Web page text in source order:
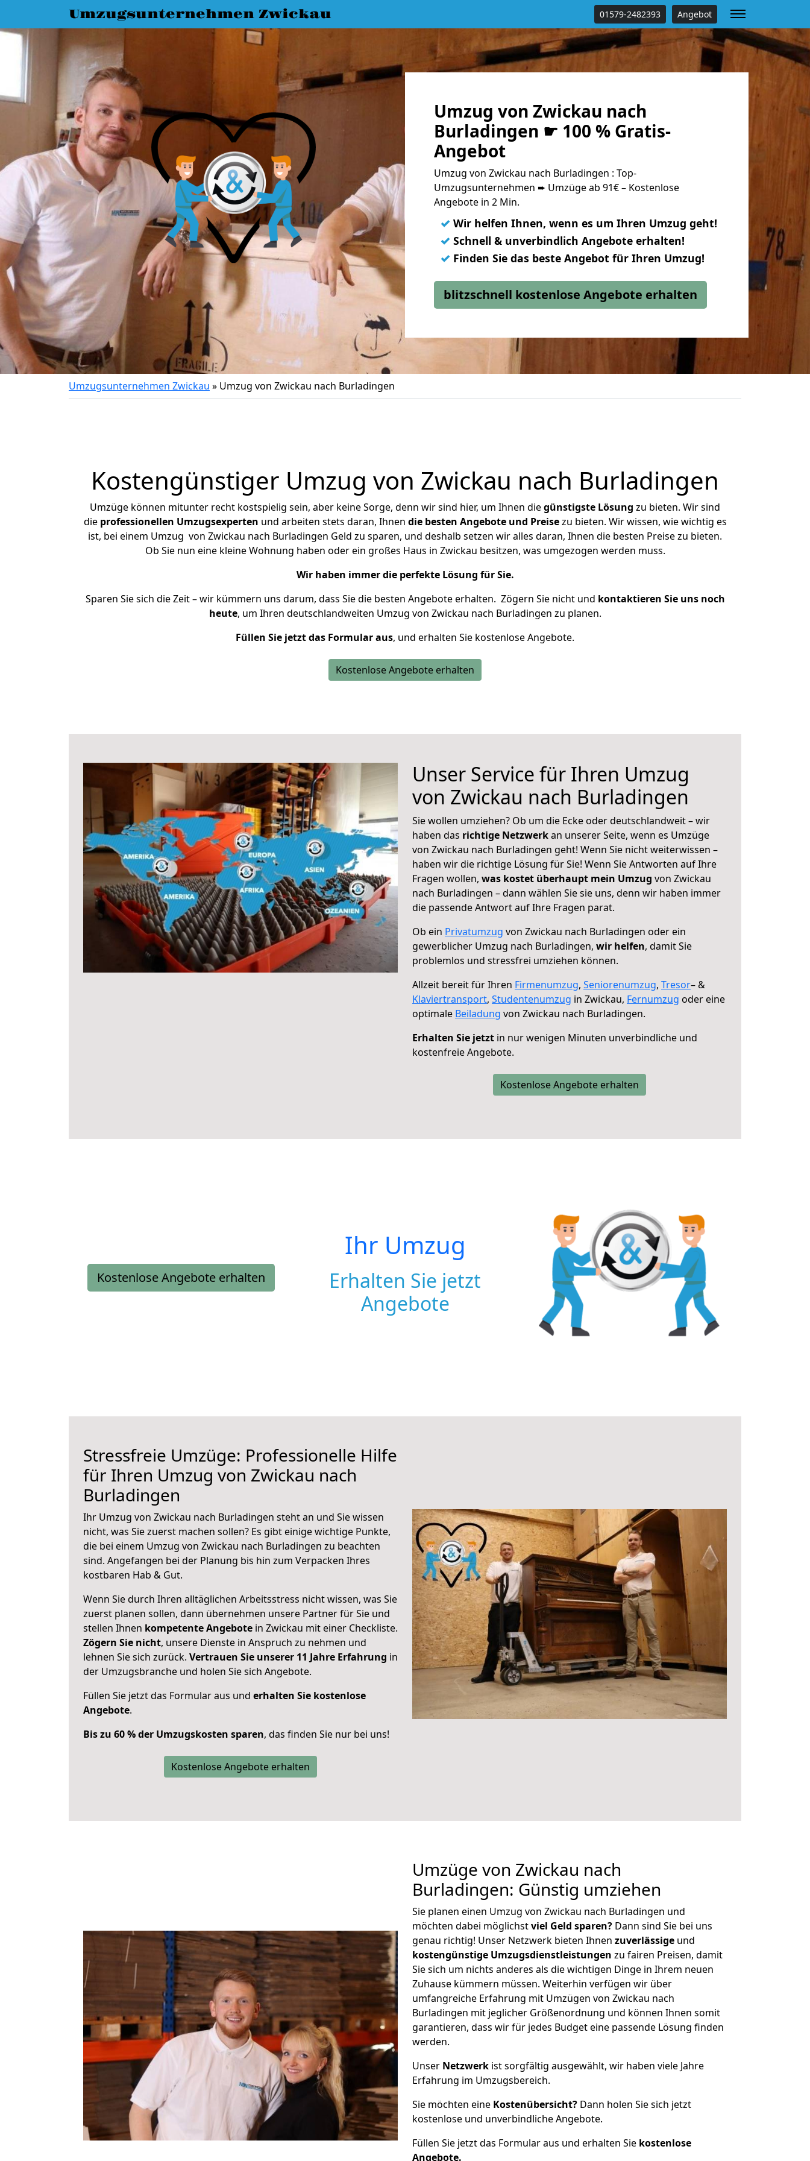
Umzugsunternehmen Zwickau 01579-2482393 Angebot
Umzug von Zwickau nach
Burladingen ☛ 100 % Gratis-
Angebot
Umzug von Zwickau nach Burladingen : Top-
Umzugsunternehmen ➨ Umzüge ab 91€ – Kostenlose
Angebote in 2 Min.
✓ Wir helfen Ihnen, wenn es um Ihren Umzug geht!
✓ Schnell & unverbindlich Angebote erhalten!
✓ Finden Sie das beste Angebot für Ihren Umzug!
blitzschnell kostenlose Angebote erhalten
Umzugsunternehmen Zwickau » Umzug von Zwickau nach Burladingen
Kostengünstiger Umzug von Zwickau nach Burladingen
Umzüge können mitunter recht kostspielig sein, aber keine Sorge, denn wir sind hier, um Ihnen diegünstigste Lösung zu bieten. Wir sind
die professionellen Umzugsexperten und arbeiten stets daran, Ihnen die besten Angebote und Preisezu bieten. Wir wissen, wie wichtig es
ist, bei einem Umzug von Zwickau nach Burladingen Geld zu sparen, und deshalb setzen wir alles daran, Ihnen die besten Preise zu bieten.
Ob Sie nun eine kleine Wohnung haben oder ein großes Haus in Zwickau besitzen, was umgezogen werden muss.
Wir haben immer die perfekte Lösung für Sie.
Sparen Sie sich die Zeit – wir kümmern uns darum, dass Sie die besten Angebote erhalten. Zögern Sie nicht und kontaktieren Sie uns noch
heute, um Ihren deutschlandweiten Umzug von Zwickau nach Burladingen zu planen.
Füllen Sie jetzt das Formular aus, und erhalten Sie kostenlose Angebote.
Kostenlose Angebote erhalten
Unser Service für Ihren Umzug
von Zwickau nach Burladingen
Sie wollen umziehen? Ob um die Ecke oder deutschlandweit – wir
haben das richtige Netzwerkan unserer Seite, wenn es Umzüge
von Zwickau nach Burladingen geht! Wenn Sie nicht weiterwissen –
haben wir die richtige Lösung für Sie! Wenn Sie Antworten auf Ihre
Fragen wollen, was kostet überhaupt mein Umzug von Zwickau
nach Burladingen – dann wählen Sie sie uns, denn wir haben immer
die passende Antwort auf Ihre Fragen parat.
Ob ein Privatumzug von Zwickau nach Burladingen oder ein
gewerblicher Umzug nach Burladingen, wir helfen, damit Sie
problemlos und stressfrei umziehen können.
Allzeit bereit für Ihren Firmenumzug, Seniorenumzug, Tresor– &
Klaviertransport, Studentenumzug in Zwickau, Fernumzug oder eine
optimale Beiladung von Zwickau nach Burladingen.
Erhalten Sie jetzt in nur wenigen Minuten unverbindliche und
kostenfreie Angebote.
Kostenlose Angebote erhalten
Kostenlose Angebote erhalten
Ihr Umzug
Erhalten Sie jetzt
Angebote
Stressfreie Umzüge: Professionelle Hilfe
für Ihren Umzug von Zwickau nach
Burladingen
Ihr Umzug von Zwickau nach Burladingen steht an und Sie wissen
nicht, was Sie zuerst machen sollen? Es gibt einige wichtige Punkte,
die bei einem Umzug von Zwickau nach Burladingen zu beachten
sind. Angefangen bei der Planung bis hin zum Verpacken Ihres
kostbaren Hab & Gut.
Wenn Sie durch Ihren alltäglichen Arbeitsstress nicht wissen, was Sie
zuerst planen sollen, dann übernehmen unsere Partner für Sie und
stellen Ihnen kompetente Angebote in Zwickau mit einer Checkliste.
Zögern Sie nicht, unsere Dienste in Anspruch zu nehmen und
lehnen Sie sich zurück. Vertrauen Sie unserer 11 Jahre Erfahrung in
der Umzugsbranche und holen Sie sich Angebote.
Füllen Sie jetzt das Formular aus und erhalten Sie kostenlose
Angebote.
Bis zu 60 % der Umzugskosten sparen, das finden Sie nur bei uns!
Kostenlose Angebote erhalten
Umzüge von Zwickau nach
Burladingen: Günstig umziehen
Sie planen einen Umzug von Zwickau nach Burladingen und
möchten dabei möglichstviel Geld sparen? Dann sind Sie bei uns
genau richtig! Unser Netzwerk bieten Ihnen zuverlässige und
kostengünstige Umzugsdienstleistungen zu fairen Preisen, damit
Sie sich um nichts anderes als die wichtigen Dinge in Ihrem neuen
Zuhause kümmern müssen. Weiterhin verfügen wir über
umfangreiche Erfahrung mit Umzügen von Zwickau nach
Burladingen mit jeglicher Größenordnung und können Ihnen somit
garantieren, dass wir für jedes Budget eine passende Lösung finden
werden.
Unser Netzwerk ist sorgfältig ausgewählt, wir haben viele Jahre
Erfahrung im Umzugsbereich.
Sie möchten eine Kostenübersicht? Dann holen Sie sich jetzt
kostenlose und unverbindliche Angebote.
Füllen Sie jetzt das Formular aus und erhalten Sie kostenlose
Angebote.